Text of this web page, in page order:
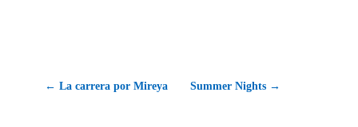
← La carrera por Mireya Summer Nights →